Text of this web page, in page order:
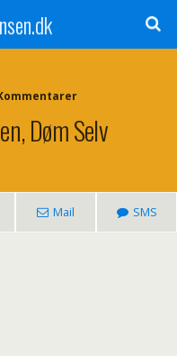
Døm Selv
Mail SMS